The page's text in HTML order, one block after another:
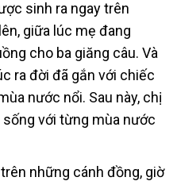
sinh ra ngay trên
giữa lúc mẹ đang
cho ba giăng câu. Và
ra đời đã gắn với chiếc
nước nổi. Sau này, chị
với từng mùa nước
những cánh đồng, giờ